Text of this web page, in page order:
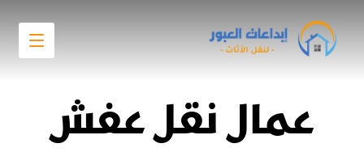
عمال نقل عفش